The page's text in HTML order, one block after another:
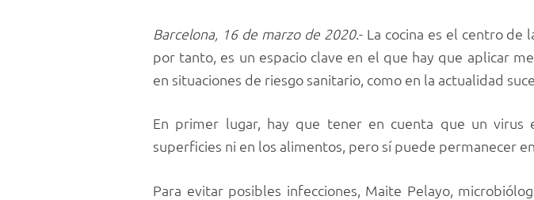
Barcelona, 16 de marzo de 2020.- La cocina es el centro de
por tanto, es un espacio clave en el que hay que aplicar
en situaciones de riesgo sanitario, como en la actualidad
En primer lugar, hay que tener en cuenta que un virus
superficies ni en los alimentos, pero sí puede permanecer
Para evitar posibles infecciones, Maite Pelayo,